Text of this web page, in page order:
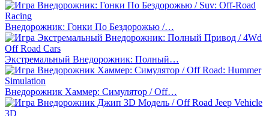
Внедорожник: Гонки По Бездорожью /…
Экстремальный Внедорожник: Полный…
Внедорожник Хаммер: Симулятор / Off…